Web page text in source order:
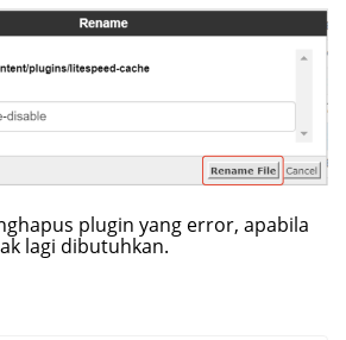
plugin yang error, apabila
lagi dibutuhkan.